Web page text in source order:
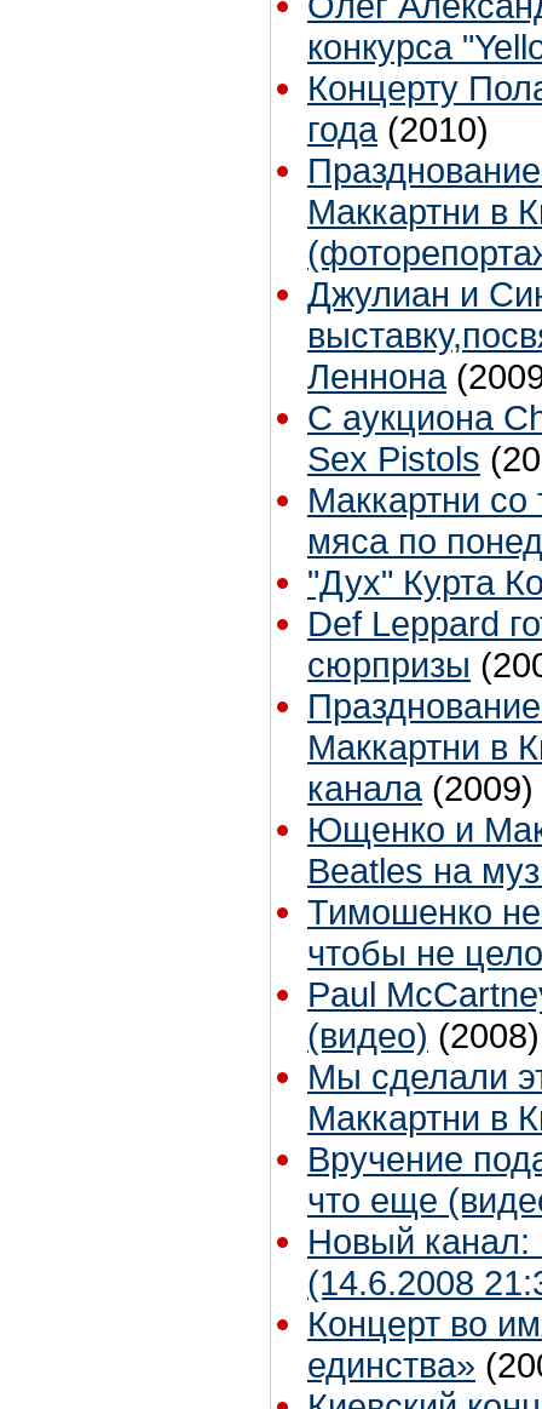
конкурса
Концерту
года (2010)
Маккартни в
Джулиан и
Леннона
С аукциона
Sex Pistols
Маккартни
мяса по
"Дух" Курта
Def Leppard
сюрпризы
Маккартни в
канала (2009)
Ющенко и
Beatles на
Тимошенко
чтобы не
Paul
(видео) (2008)
Мы сделали
Маккартни в
Вручение
что еще
Новый канал:
(14.6.2008
Концерт во
единства»